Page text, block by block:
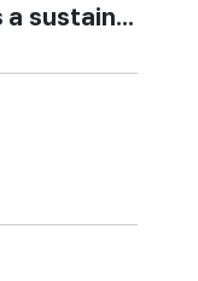
a sustainable